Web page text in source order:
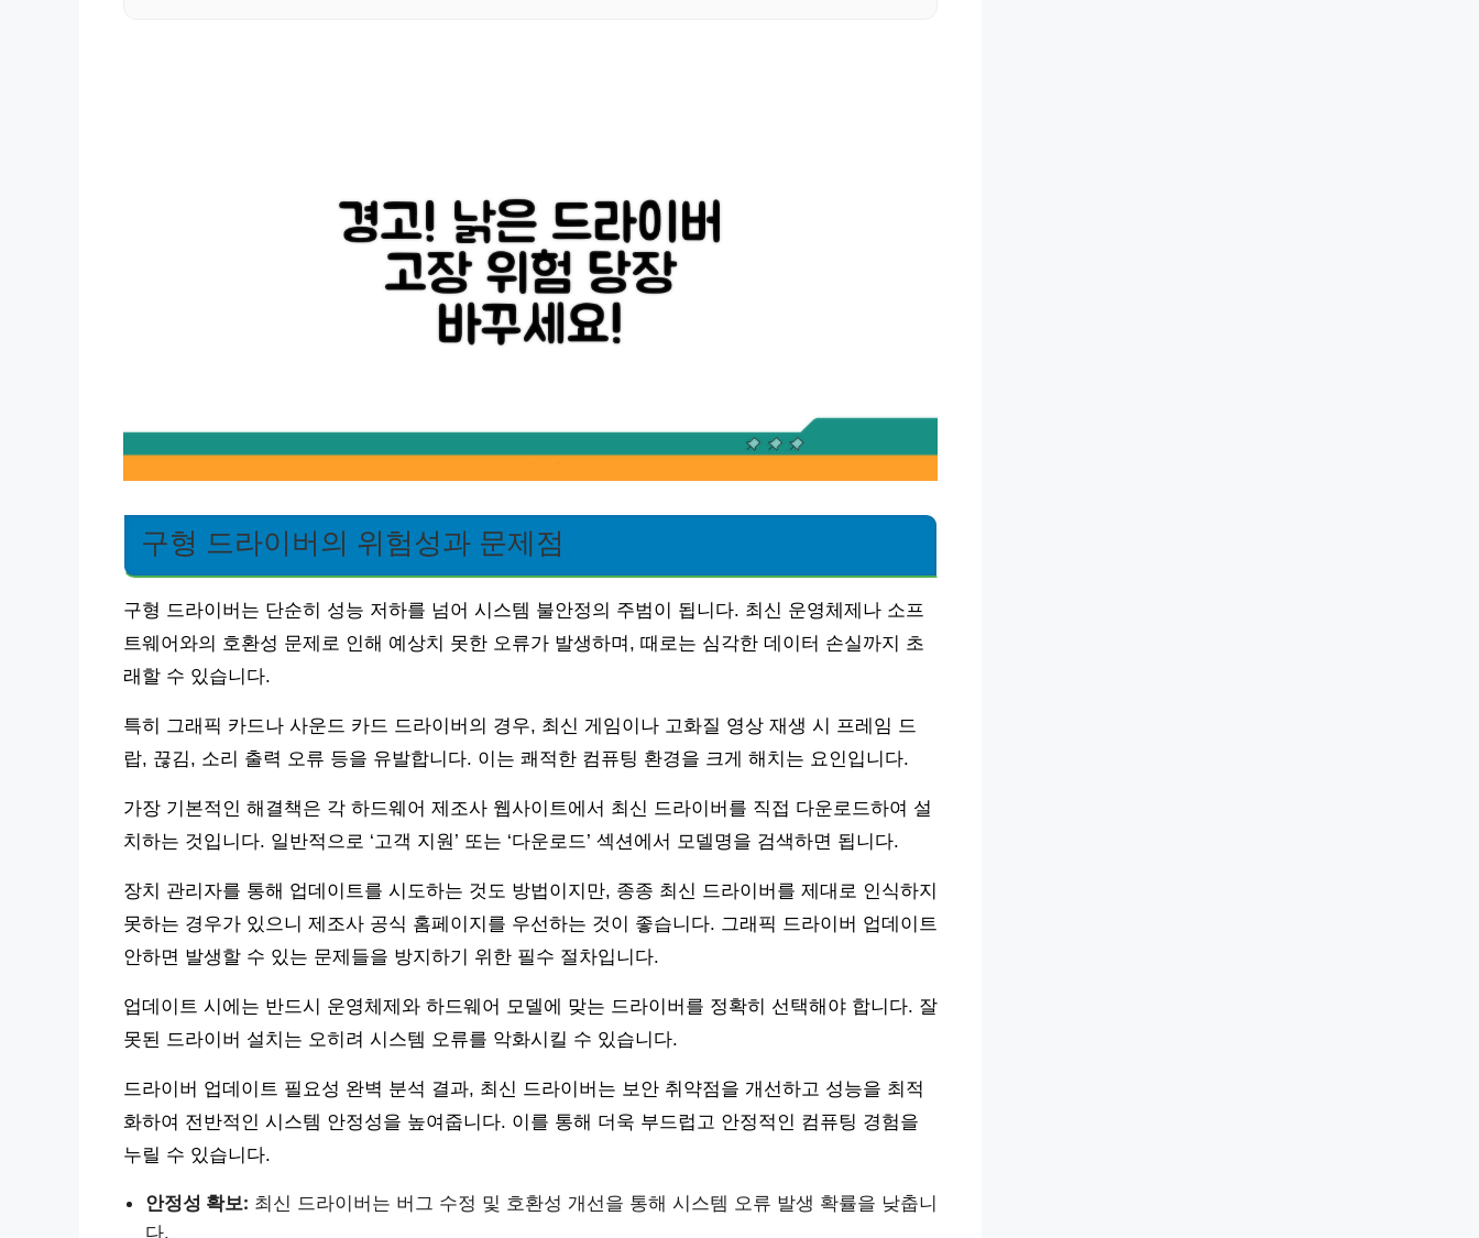
구형 드라이버의 위험성과 문제점
구형 드라이버는 단순히 성능 저하를 넘어 시스템 불안정의 주범이 됩니다. 최신 운영체제나 소프
트웨어와의 호환성 문제로 인해 예상치 못한 오류가 발생하며, 때로는 심각한 데이터 손실까지 초
래할 수 있습니다.
특히 그래픽 카드나 사운드 카드 드라이버의 경우, 최신 게임이나 고화질 영상 재생 시 프레임 드
랍, 끊김, 소리 출력 오류 등을 유발합니다. 이는 쾌적한 컴퓨팅 환경을 크게 해치는 요인입니다.
가장 기본적인 해결책은 각 하드웨어 제조사 웹사이트에서 최신 드라이버를 직접 다운로드하여 설
치하는 것입니다. 일반적으로 ‘고객 지원’ 또는 ‘다운로드’ 섹션에서 모델명을 검색하면 됩니다.
장치 관리자를 통해 업데이트를 시도하는 것도 방법이지만, 종종 최신 드라이버를 제대로 인식하지
못하는 경우가 있으니 제조사 공식 홈페이지를 우선하는 것이 좋습니다. 그래픽 드라이버 업데이트
안하면 발생할 수 있는 문제들을 방지하기 위한 필수 절차입니다.
업데이트 시에는 반드시 운영체제와 하드웨어 모델에 맞는 드라이버를 정확히 선택해야 합니다. 잘
못된 드라이버 설치는 오히려 시스템 오류를 악화시킬 수 있습니다.
드라이버 업데이트 필요성 완벽 분석 결과, 최신 드라이버는 보안 취약점을 개선하고 성능을 최적
화하여 전반적인 시스템 안정성을 높여줍니다. 이를 통해 더욱 부드럽고 안정적인 컴퓨팅 경험을
누릴 수 있습니다.
안정성 확보: 최신 드라이버는 버그 수정 및 호환성 개선을 통해 시스템 오류 발생 확률을 낮춥니
다.